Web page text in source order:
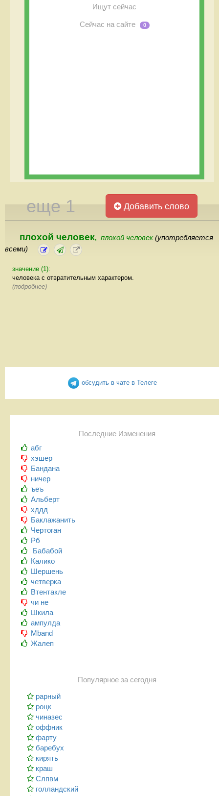
Ищут сейчас
Сейчас на сайте 0
еще 1 Добавить слово
плохой человек, плохой человек(употребляется
всеми)
значение (1):
человека с отвратительным характером.
(подробнее)
обсудить в чате в Телеге
Последние Изменения
абг
хэшер
Бандана
ничер
ъеъ
Альберт
хддд
Баклажанить
Чертоган
Рб
Бабабой
Калико
Шершень
четверка
Втентакле
чи не
Шкила
ампулда
Mband
Жалеп
Популярное за сегодня
рарный
роцк
чиназес
оффник
фарту
баребух
кирять
краш
Слпвм
голландский